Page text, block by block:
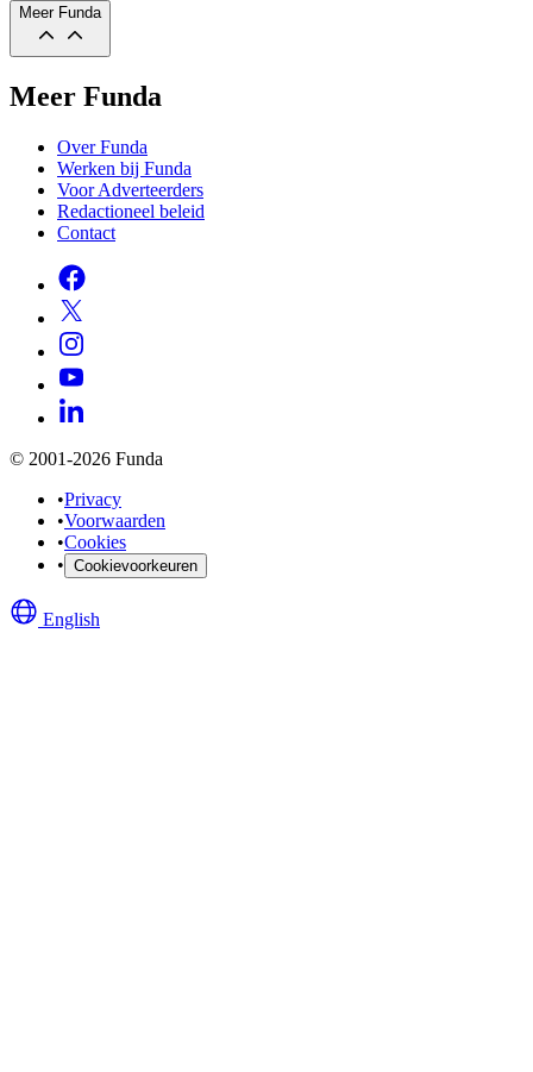
Meer Funda
Meer Funda
Over Funda
Werken bij Funda
Voor Adverteerders
Redactioneel beleid
Contact
© 2001-2026 Funda
•Privacy
•Voorwaarden
•Cookies
• Cookievoorkeuren
English